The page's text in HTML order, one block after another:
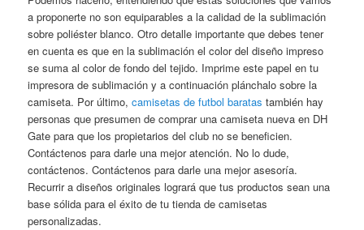
a proponerte no son equiparables a la calidad de la sublimación
sobre poliéster blanco. Otro detalle importante que debes tener
en cuenta es que en la sublimación el color del diseño impreso
se suma al color de fondo del tejido. Imprime este papel en tu
impresora de sublimación y a continuación plánchalo sobre la
camiseta. Por último,camisetas de futbol baratas también hay
personas que presumen de comprar una camiseta nueva en DH
Gate para que los propietarios del club no se beneficien.
Contáctenos para darle una mejor atención. No lo dude,
contáctenos. Contáctenos para darle una mejor asesoría.
Recurrir a diseños originales logrará que tus productos sean una
base sólida para el éxito de tu tienda de camisetas
personalizadas.